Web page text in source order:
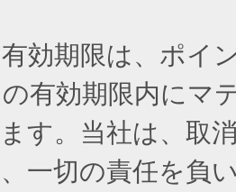
効期限は、ポイ
有効期限内にマ
す。当社は、取
一切の責任を負